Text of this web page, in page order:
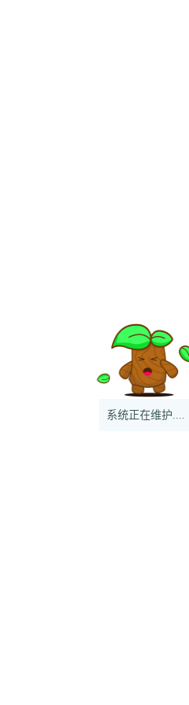
系统正在维护....